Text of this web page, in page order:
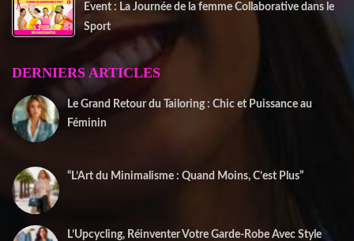
Event : La Journée de la femme Collaborative dans le
Sport
DERNIERS ARTICLES
Le Grand Retour du Tailoring : Chic et Puissance au
Féminin
“L’Art du Minimalisme : Quand Moins, C’est Plus”
L’Upcycling, Réinventer Votre Garde-Robe Avec Style